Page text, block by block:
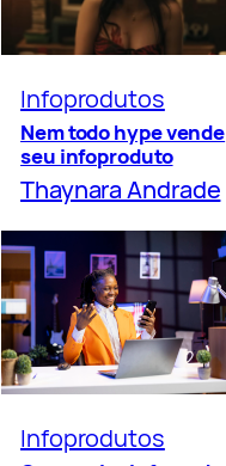
Infoprodutos
Nem todo hype vende
seu infoproduto
Thaynara Andrade
Infoprodutos